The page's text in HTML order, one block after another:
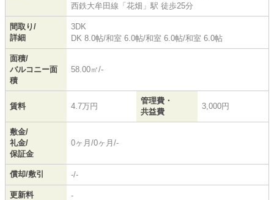
西鉄大牟田線 「花畑 」駅 徒歩25分
間取り/
詳細
3DK
DK 8.0帖/和室 6.0帖/和室 6.0帖/和室 6.0帖
面積/
バルコニー面
積
58.00㎡/-
賃料 4.7万円
管理費・
共益費
3,000円
敷金/
礼金/
保証金
0ヶ月/0ヶ月/-
償却/敷引 -/-
更新料 -